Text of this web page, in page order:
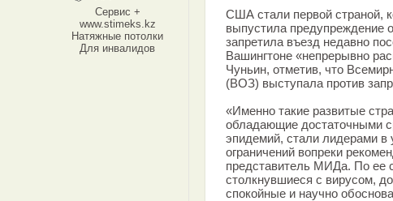
Сервис +
www.stimeks.kz
Натяжные потолки
Для инвалидов
США стали первой страной,
выпустила предупреждение
запретила въезд недавно
Вашингтоне «непрерывно
Чуньин, отметив, что
(ВОЗ) выступала против
«Именно такие развитые
обладающие достаточными
эпидемий, стали лидерами в
ограничений вопреки
представитель МИДа. По ее
столкнувшиеся с вирусом,
спокойные и научно